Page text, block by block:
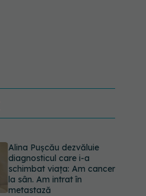
Alina Pușcău dezvăluie
diagnosticul care i-a
schimbat viața: Am cancer
la sân. Am intrat în
metastază